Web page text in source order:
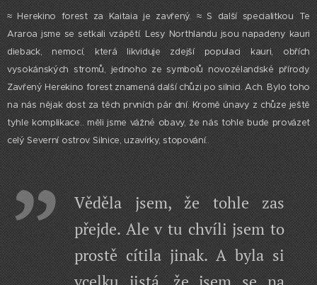
≈ Herekino forest za Kaitaia je zavřený. ≈ S další specialitkou Te
Araroa jsme se setkali vzápětí. Lesy Northlandu jsou napadeny kauri
dieback, nemocí, která likviduje zdejší populaci kauri, obřích
vysokánských stromů, jednoho ze symbolů novozélandské přírody.
Zavřený Herekino forest znamená další chůzi po silnici. Ach. Bylo toho
na nás nějak dost za těch prvních pár dní. Kromě únavy z chůze ještě
tyhle komplikace.. měli jsme vážné obavy, že nás tohle bude provázet
celý Severní ostrov. Silnice, uzavírky, stopování..
Věděla jsem, že tohle zas
přejde. Ale v tu chvíli jsem to
prostě cítila jinak. A byla si